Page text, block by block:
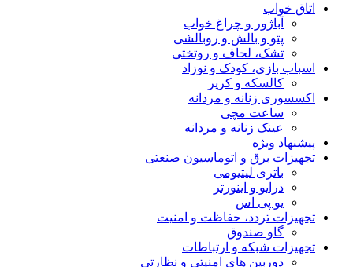
اتاق خواب
آباژور و چراغ خواب
پتو و بالش و روبالشی
تشک، لحاف و روتختی
اسباب بازی، کودک و نوزاد
کالسکه و کریر
اکسسوری زنانه و مردانه
ساعت مچی
عینک زنانه و مردانه
پیشنهاد ویژه
تجهیزات برق و اتوماسیون صنعتی
باتری لیتیومی
درایو و اینورتر
یو پی اس
تجهیزات تردد، حفاظت و امنیت
گاو صندوق
تجهیزات شبکه و ارتباطات
دوربین های امنیتی و نظارتی